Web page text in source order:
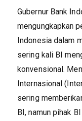
Gubernur Bank
mengungkapkan
Indonesia dalam
sering kali BI
konvensional.
Internasional
sering
BI, namun pihak